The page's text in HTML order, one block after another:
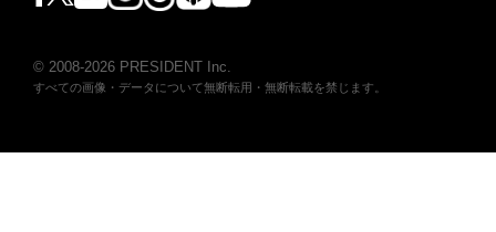
© 2008-2026 PRESIDENT Inc.
すべての画像・データについて無断転用・無断転載を禁じます。